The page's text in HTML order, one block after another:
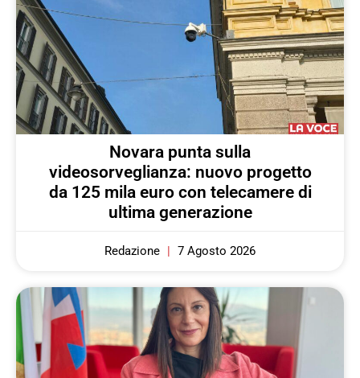
Novara punta sulla
videosorveglianza: nuovo progetto
da 125 mila euro con telecamere di
ultima generazione
Redazione 7 Agosto 2026